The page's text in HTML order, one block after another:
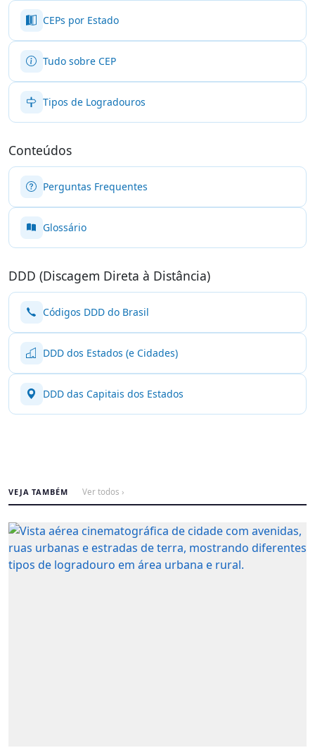
CEPs por Estado
Tudo sobre CEP
Tipos de Logradouros
Conteúdos
Perguntas Frequentes
Glossário
DDD (Discagem Direta à Distância)
Códigos DDD do Brasil
DDD dos Estados (e Cidades)
DDD das Capitais dos Estados
VEJA TAMBÉM Ver todos ›